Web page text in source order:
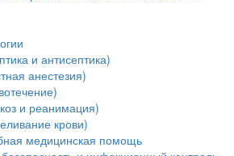
и антисептика)
анестезия)
и реанимация)
крови)
медицинская помощь